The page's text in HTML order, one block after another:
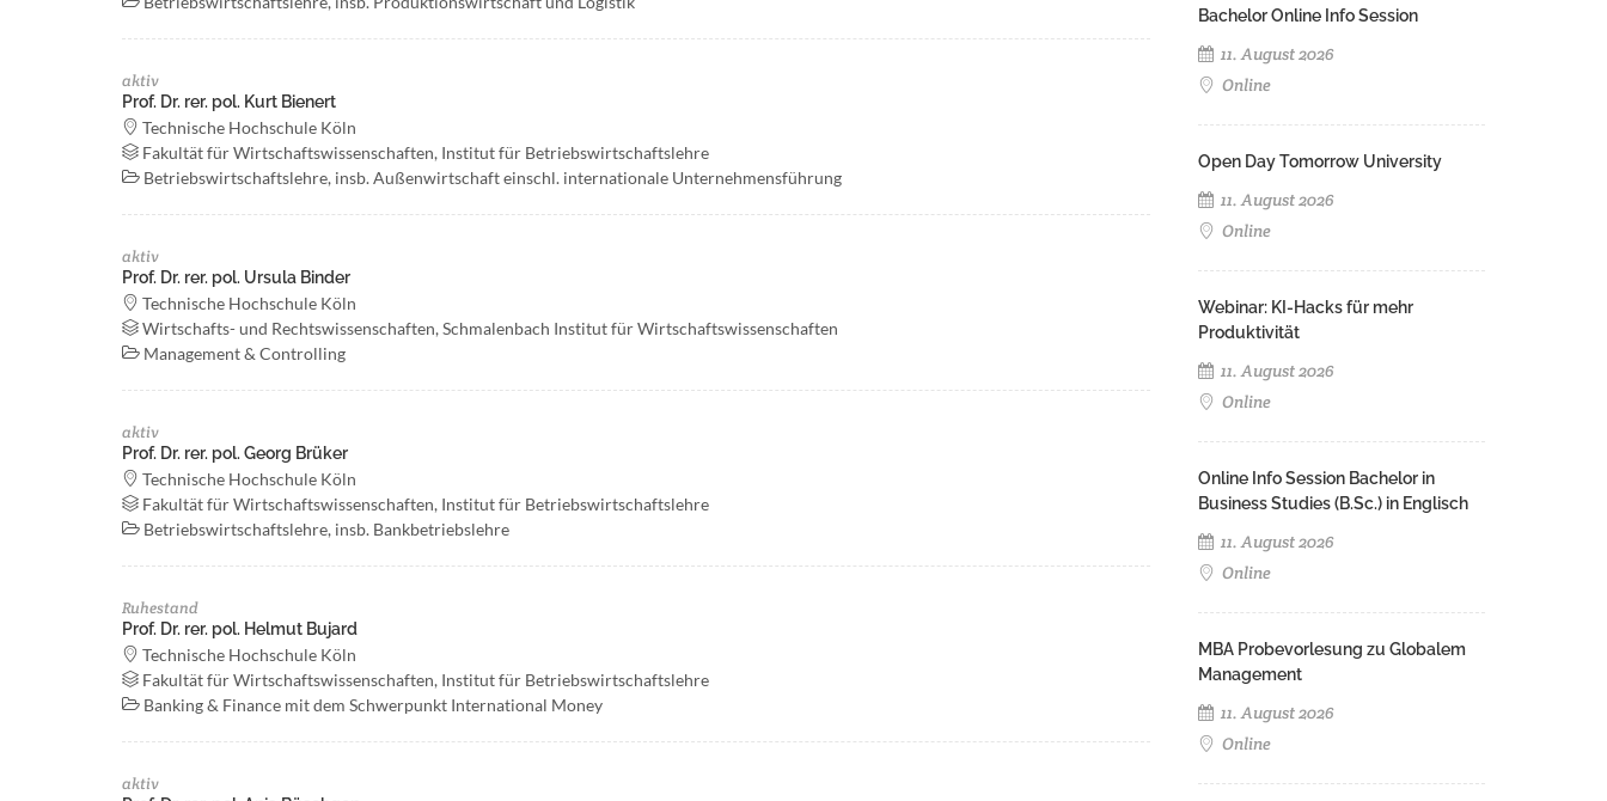
aktiv
Prof. Dr. rer. pol. Kurt Bienert
Technische Hochschule Köln
Fakultät für Wirtschaftswissenschaften, Institut für Betriebswirtschaftslehre
Betriebswirtschaftslehre, insb. Außenwirtschaft einschl. internationale Unternehmensführung
aktiv
Prof. Dr. rer. pol. Ursula Binder
Technische Hochschule Köln
Wirtschafts- und Rechtswissenschaften, Schmalenbach Institut für Wirtschaftswissenschaften
Management & Controlling
aktiv
Prof. Dr. rer. pol. Georg Brüker
Technische Hochschule Köln
Fakultät für Wirtschaftswissenschaften, Institut für Betriebswirtschaftslehre
Betriebswirtschaftslehre, insb. Bankbetriebslehre
Ruhestand
Prof. Dr. rer. pol. Helmut Bujard
Technische Hochschule Köln
Fakultät für Wirtschaftswissenschaften, Institut für Betriebswirtschaftslehre
Banking & Finance mit dem Schwerpunkt International Money
aktiv
Bachelor Online Info Session
11. August 2026
Online
Open Day Tomorrow University
11. August 2026
Online
Webinar: KI-Hacks für mehr
Produktivität
11. August 2026
Online
Online Info Session Bachelor in
Business Studies (B.Sc.) in Englisch
11. August 2026
Online
MBA Probevorlesung zu Globalem
Management
11. August 2026
Online